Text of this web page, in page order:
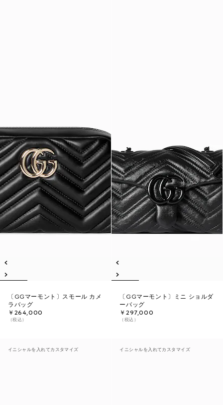
〔GGマーモント〕スモール カメ
ラバッグ
￥264,000
（税込）
〔GGマーモント〕ミニ ショルダ
ーバッグ
￥297,000
（税込）
イニシャルを入れてカスタマイズ イニシャルを入れてカスタマイズ